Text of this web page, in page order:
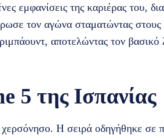
εμφανίσεις της καριέρας του,
τον αγώνα σταματώντας
αποτελώντας τον
5 της Ισπανίας
Η σειρά οδηγήθηκε σε